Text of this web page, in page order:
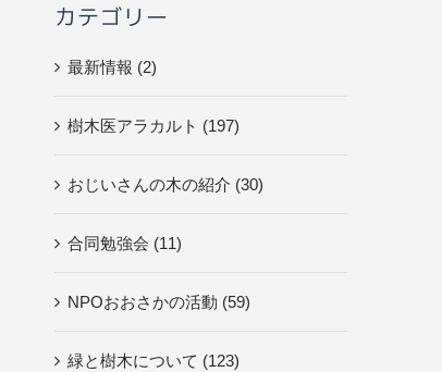
カテゴリー
最新情報 (2)
樹木医アラカルト (197)
おじいさんの木の紹介 (30)
合同勉強会 (11)
NPOおおさかの活動 (59)
緑と樹木について (123)